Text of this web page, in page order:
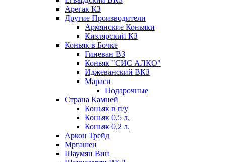
Арегак КЗ
Другие Производители
Армянские Коньяки
Кизлярский КЗ
Коньяк в Бочке
Гиневан ВЗ
Коньяк "СИС АЛКО"
Иджеванский ВКЗ
Мараси
Подарочные
Страна Камней
Коньяк в п/у
Коньяк 0,5 л.
Коньяк 0,2 л.
Аркон Трейд
Мргашен
Шаумян Вин